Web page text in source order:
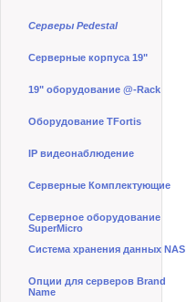
Серверы Pedestal
Серверные корпуса 19"
19" оборудование @-Rack
Оборудование TFortis
IP видеонаблюдение
Серверные Комплектующие
Серверное оборудование
SuperMicro
Система хранения данных NAS
Опции для серверов Brand
Name